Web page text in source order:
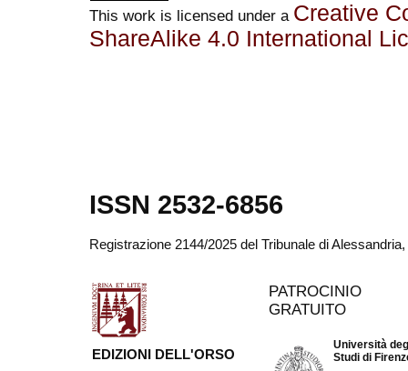
This work is licensed under a Creative
ShareAlike 4.0 International
ISSN 2532-6856
Registrazione 2144/2025 del Tribunale di
EDIZIONI DELL'ORSO
PATROCINIO
GRATUITO
Università
Studi di